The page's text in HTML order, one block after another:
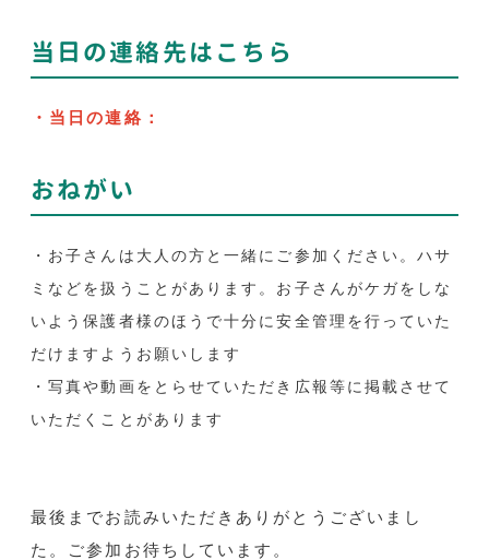
当日の連絡先はこちら
・当日の連絡：
おねがい
・お子さんは大人の方と一緒にご参加ください。ハサ
ミなどを扱うことがあります。お子さんがケガをしな
いよう保護者様のほうで十分に安全管理を行っていた
だけますようお願いします
・写真や動画をとらせていただき広報等に掲載させて
いただくことがあります
最後までお読みいただきありがとうございまし
た。ご参加お待ちしています。